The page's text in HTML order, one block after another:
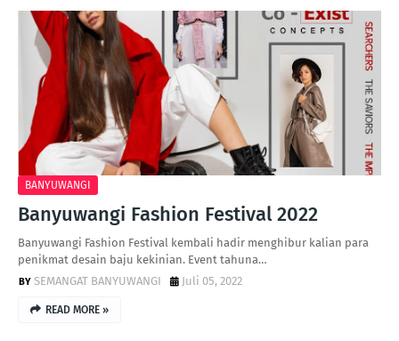
BANYUWANGI
Banyuwangi Fashion Festival 2022
Banyuwangi Fashion Festival kembali hadir menghibur kalian para
penikmat desain baju kekinian. Event tahuna…
SEMANGAT BANYUWANGI
Juli 05, 2022
READ MORE »